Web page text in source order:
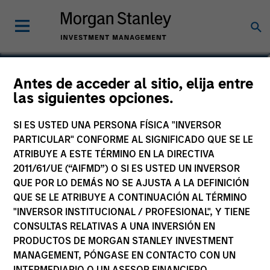
Antes de acceder al sitio, elija entre
las siguientes opciones.
SI ES USTED UNA PERSONA FÍSICA "INVERSOR
PARTICULAR" CONFORME AL SIGNIFICADO QUE SE LE
ATRIBUYE A ESTE TÉRMINO EN LA DIRECTIVA
2011/61/UE (“AIFMD”) O SI ES USTED UN INVERSOR
QUE POR LO DEMÁS NO SE AJUSTA A LA DEFINICIÓN
QUE SE LE ATRIBUYE A CONTINUACIÓN AL TÉRMINO
"INVERSOR INSTITUCIONAL / PROFESIONAL", Y TIENE
CONSULTAS RELATIVAS A UNA INVERSIÓN EN
PRODUCTOS DE MORGAN STANLEY INVESTMENT
MANAGEMENT, PÓNGASE EN CONTACTO CON UN
Morgan Stanley
Morgan Stanley Careers